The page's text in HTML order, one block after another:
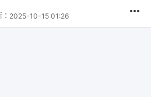
2025-10-15 01:26